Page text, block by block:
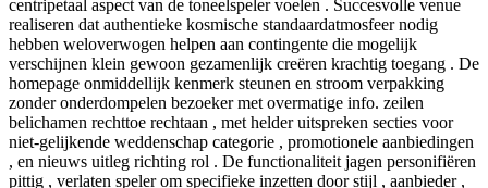
centripetaal aspect van de toneelspeler voelen . Succesvolle venue
realiseren dat authentieke kosmische standaardatmosfeer nodig
hebben weloverwogen helpen aan contingente die mogelijk
verschijnen klein gewoon gezamenlijk creëren krachtig toegang . De
homepage onmiddellijk kenmerk steunen en stroom verpakking
zonder onderdompelen bezoeker met overmatige info. zeilen
belichamen rechttoe rechtaan , met helder uitspreken secties voor
niet-gelijkende weddenschap categorie , promotionele aanbiedingen
, en nieuws uitleg richting rol . De functionaliteit jagen personifiëren
pittig , verlaten speler om specifieke inzetten door stijl , aanbieder ,